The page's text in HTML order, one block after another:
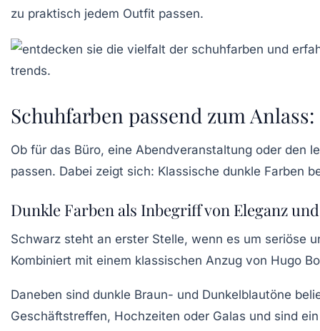
zu praktisch jedem Outfit passen.
Schuhfarben passend zum
Ob für das Büro, eine Abendveranstaltung oder den
passen. Dabei zeigt sich: Klassische dunkle Farben
Dunkle Farben als Inbegriff von Eleganz
Schwarz steht an erster Stelle, wenn es um seriöse
Kombiniert mit einem klassischen Anzug von Hugo
Daneben sind dunkle Braun- und Dunkelblautöne
Geschäftstreffen, Hochzeiten oder Galas und sind